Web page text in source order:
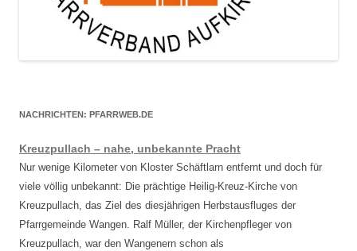
NACHRICHTEN: PFARRWEB.DE
Kreuzpullach – nahe, unbekannte Pracht
Nur wenige Kilometer von Kloster Schäftlarn entfernt und doch für
viele völlig unbekannt: Die prächtige Heilig-Kreuz-Kirche von
Kreuzpullach, das Ziel des diesjährigen Herbstausfluges der
Pfarrgemeinde Wangen. Ralf Müller, der Kirchenpfleger von
Kreuzpullach, war den Wangenern schon als